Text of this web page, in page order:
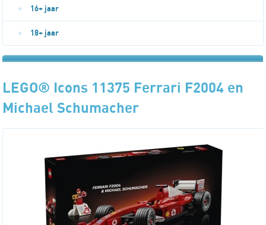
16+ jaar
18+ jaar
LEGO® Icons 11375 Ferrari F2004 en
Michael Schumacher